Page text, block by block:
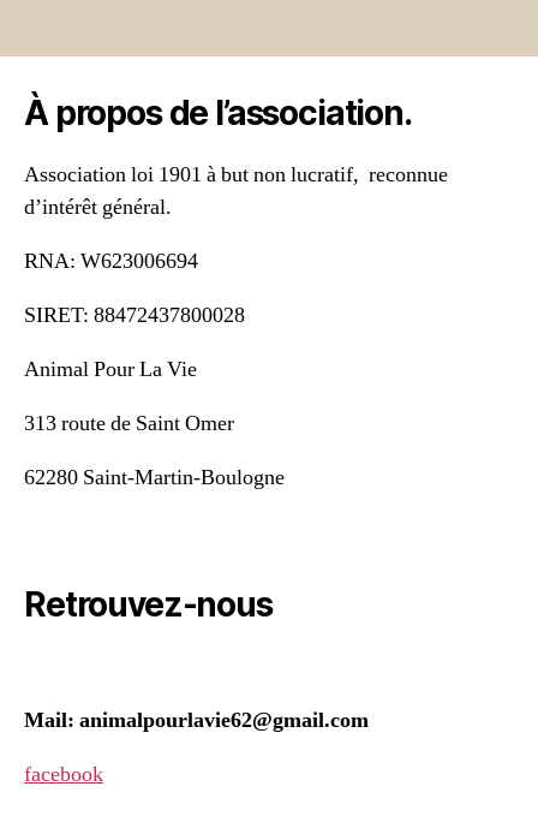
À propos de l’association.
Association loi 1901 à but non lucratif, reconnue
d’intérêt général.
RNA: W623006694
SIRET: 88472437800028
Animal Pour La Vie
313 route de Saint Omer
62280 Saint-Martin-Boulogne
Retrouvez-nous
Mail: animalpourlavie62@gmail.com
facebook